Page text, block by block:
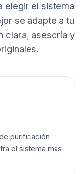
elegir el sistema
se adapte a tu
clara, asesoría y
purificación
el sistema más